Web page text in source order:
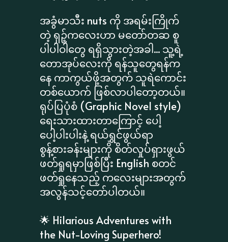
အခွံမာသီး nuts ကို အရမ်းကြိုက်
တဲ့ ရှဉ့်ကလေးဟာ မတော်တဆ စူ
ပါပါဝါတွေ ရရှိသွားတဲ့အခါ... သူ့ရဲ့
တောအုပ်လေးကို ရန်သူတွေရန်က
နေ ကာကွယ်ဖို့အတွက် သူရဲကောင်း
တစ်ယောက် ဖြစ်လာပါတော့တယ်။
ရုပ်ပြပုံစံ (Graphic Novel style)
ရေးသားထားတာကြောင့် ပေါ့
ပေါ့ပါးပါးနဲ့ ရယ်ရွှင်ဖွယ်ရာ
စွန့်စားခန်းများကို စိတ်လှုပ်ရှားဖွယ်
ဖတ်ရှုရမှာဖြစ်ပြီး English စတင်
ဖတ်ရှုနေသည့် ကလေးများအတွက်
အလွန်သင့်တော်ပါတယ်။
🌟 Hilarious Adventures with
the Nut-Loving Superhero!